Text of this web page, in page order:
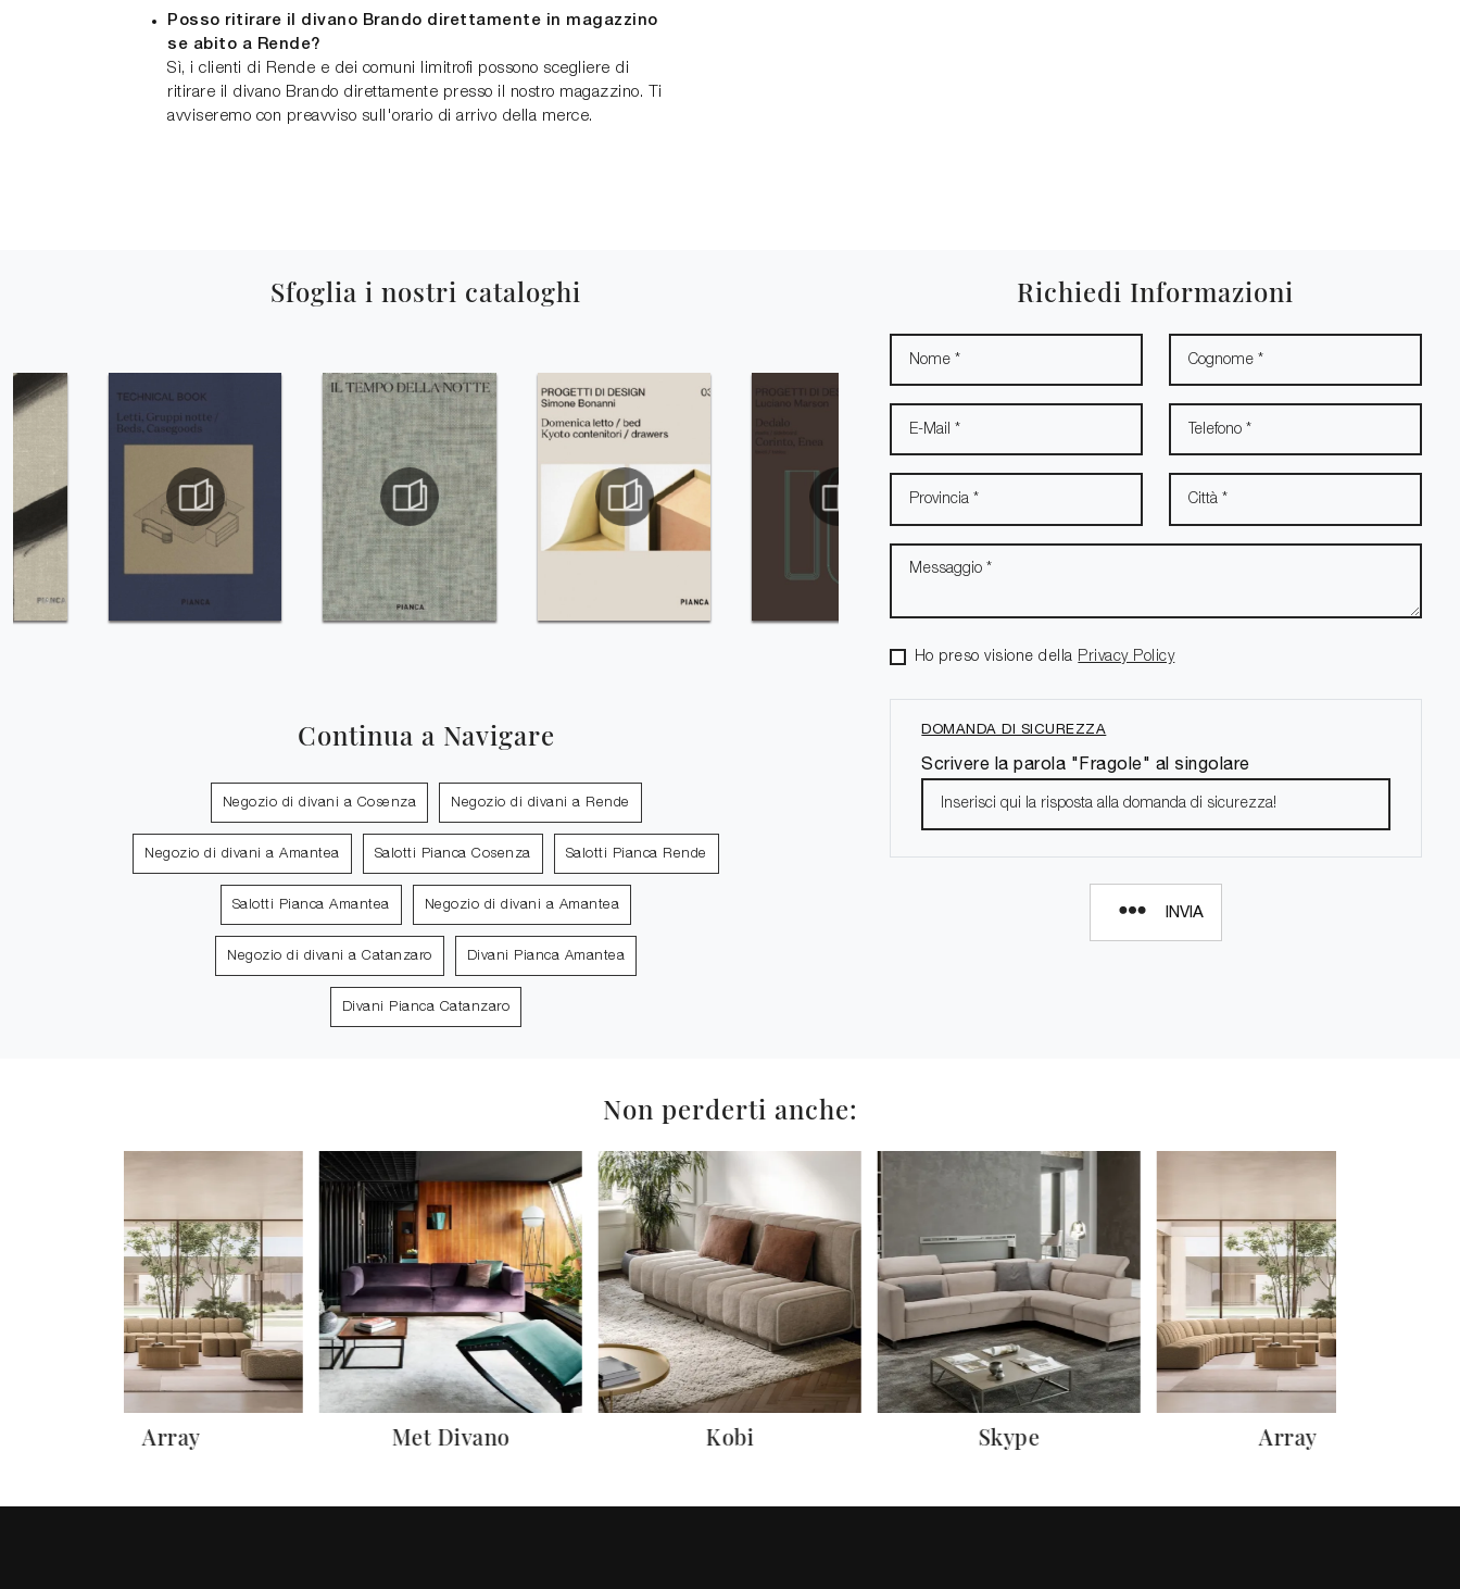
Posso ritirare il divano Brando direttamente in magazzino
se abito a Rende?
Sì, i clienti di Rende e dei comuni limitrofi possono scegliere di
ritirare il divano Brando direttamente presso il nostro magazzino. Ti
avviseremo con preavviso sull'orario di arrivo della merce.
Sfoglia i nostri cataloghi
Continua a Navigare
Negozio di divani a Cosenza Negozio di divani a Rende
Negozio di divani a Amantea Salotti Pianca Cosenza Salotti Pianca Rende
Salotti Pianca Amantea Negozio di divani a Amantea
Negozio di divani a Catanzaro Divani Pianca Amantea
Divani Pianca Catanzaro
Richiedi Informazioni
Ho preso visione della Privacy Policy
DOMANDA DI SICUREZZA
Scrivere la parola "Fragole" al singolare
INVIA
Non perderti anche:
Array Met Divano Kobi Skype Array